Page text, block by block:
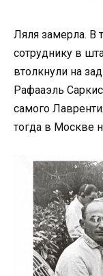
Ляля замерла. В
сотруднику в
втолкнули на
Рафааэль
самого
тогда в Москве